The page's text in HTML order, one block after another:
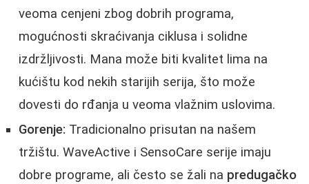
veoma cenjeni zbog dobrih programa,
mogućnosti skraćivanja ciklusa i solidne
izdržljivosti. Mana može biti kvalitet lima na
kućištu kod nekih starijih serija, što može
dovesti do rđanja u veoma vlažnim uslovima.
Gorenje: Tradicionalno prisutan na našem
tržištu. WaveActive i SensoCare serije imaju
dobre programe, ali često se žali na predugačko